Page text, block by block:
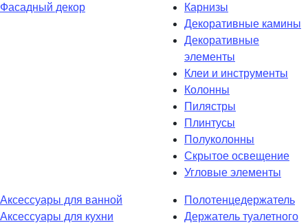
Фасадный декор
Карнизы
Декоративные камины
Декоративные
элементы
Клеи и инструменты
Колонны
Пилястры
Плинтусы
Полуколонны
Скрытое освещение
Угловые элементы
Аксессуары для ванной
Аксессуары для кухни
Полотенцедержатель
Держатель туалетного